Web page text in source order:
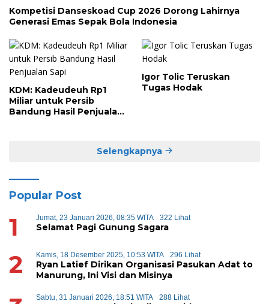
Kompetisi Danseskoad Cup 2026 Dorong Lahirnya
Generasi Emas Sepak Bola Indonesia
KDM: Kadeudeuh Rp1
Miliar untuk Persib
Bandung Hasil Penjualan
Igor Tolic Teruskan
Tugas Hodak
Selengkapnya
Popular Post
1 Jumat, 23 Januari 2026, 08:35 WITA 322 Lihat
Selamat Pagi Gunung Sagara
2 Kamis, 18 Desember 2025, 10:53 WITA 296 Lihat
Ryan Latief Dirikan Organisasi Pasukan Adat to
Manurung, Ini Visi dan Misinya
Sabtu, 31 Januari 2026, 18:51 WITA 288 Lihat